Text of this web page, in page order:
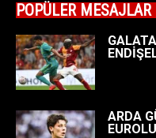
POPÜLER MESAJLAR
ARDA